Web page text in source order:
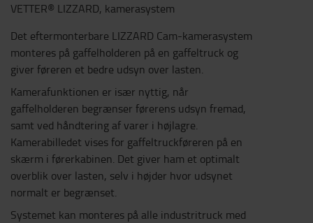
VETTER® LIZZARD, kamerasystem
Det eftermonterbare LIZZARD Cam-kamerasystem
monteres på gaffelholderen på en gaffeltruck og
giver føreren et bedre udsyn over lasten.
Kamerafunktionen er især nyttig, når
gaffelholderen begrænser førerens udsyn fremad,
samt ved håndtering af varer i højlagre.
Kamerabilledet vises for gaffeltruckføreren på en
skærm i førerkabinen. Det giver ham et optimalt
overblik over lasten, selv i højder hvor udsynet
normalt er begrænset.
Systemet kan monteres på alle industritruck med